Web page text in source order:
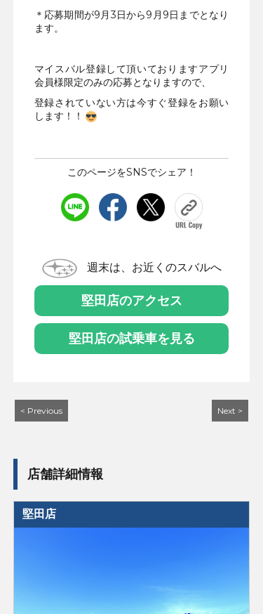
＊応募期間が9月3日から9月9日までとなり
ます。
マイスバル登録して頂いておりますアプリ
会員様限定のみの応募となりますので、
登録されていない方は今すぐ登録をお願い
します！！
このページをSNSでシェア！
週末は、お近くのスバルへ
堅田店のアクセス
堅田店の試乗車を見る
< Previous Next >
店舗詳細情報
堅田店